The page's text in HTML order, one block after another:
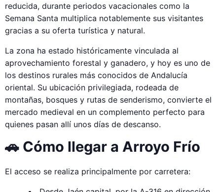
reducida, durante periodos vacacionales como la
Semana Santa multiplica notablemente sus visitantes
gracias a su oferta turística y natural.
La zona ha estado históricamente vinculada al
aprovechamiento forestal y ganadero, y hoy es uno de
los destinos rurales más conocidos de Andalucía
oriental. Su ubicación privilegiada, rodeada de
montañas, bosques y rutas de senderismo, convierte el
mercado medieval en un complemento perfecto para
quienes pasan allí unos días de descanso.
🚗 Cómo llegar a Arroyo Frío
El acceso se realiza principalmente por carretera: